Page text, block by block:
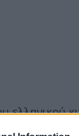
ελληνικού